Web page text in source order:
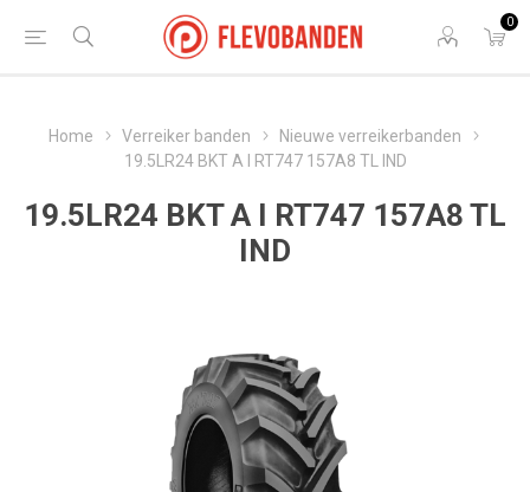
0
Home Verreiker banden
Nieuwe verreikerbanden
19.5LR24 BKT A I RT747 157A8 TL IND
19.5LR24 BKT A I RT747 157A8 TL
IND